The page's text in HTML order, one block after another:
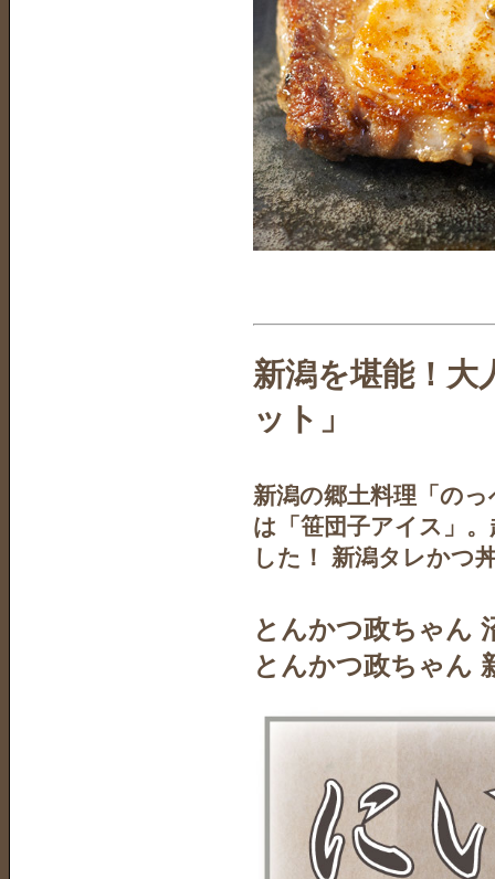
新潟を堪能！大
ット」
新潟の郷土料理「の
は「笹団子アイス」
した！ 新潟タレかつ
とんかつ政ちゃん
とんかつ政ちゃん